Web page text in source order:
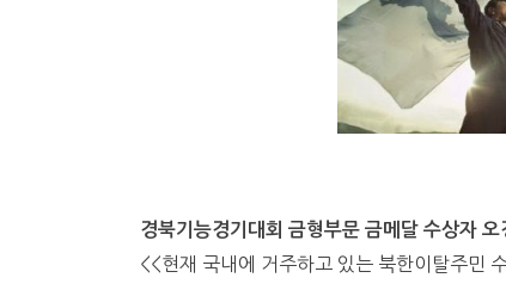
경북기능경기대회 금형부문 금메달 수상자 오
<<현재 국내에 거주하고 있는 북한이탈주민